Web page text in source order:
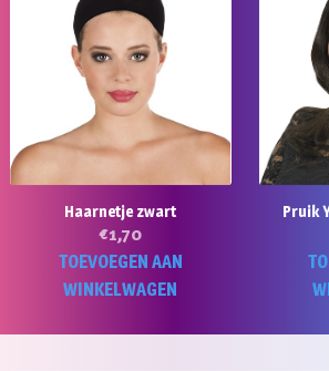
Haarnetje zwart
€1,70
TOEVOEGEN AAN
WINKELWAGEN
Pruik